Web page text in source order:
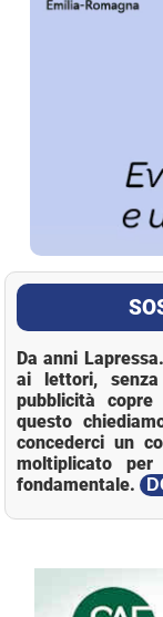
Da anni
ai lettori, senza
pubblicità
questo
concederci un
moltiplicato
fondamentale.